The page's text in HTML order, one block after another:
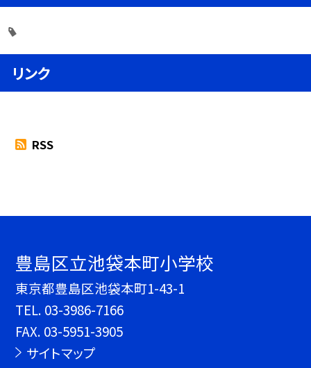
リンク
RSS
豊島区立池袋本町小学校
東京都豊島区池袋本町1-43-1
TEL. 03-3986-7166
FAX. 03-5951-3905
サイトマップ